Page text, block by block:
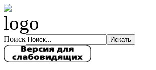
Поиск